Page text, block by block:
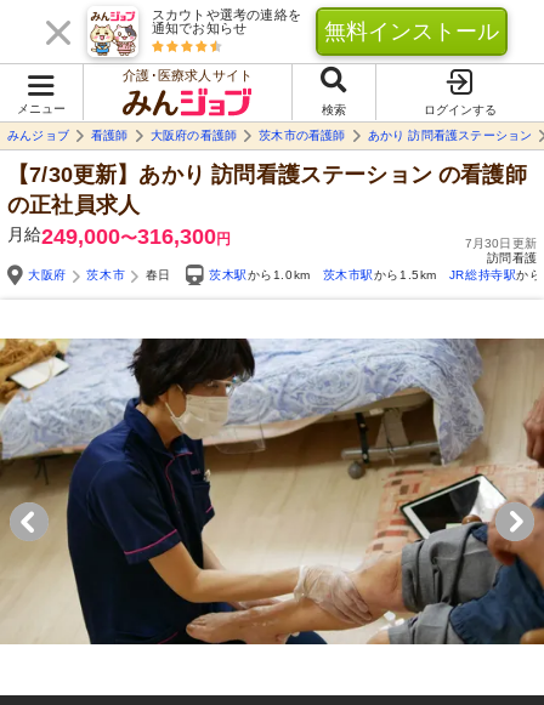
スカウトや選考の連絡を
通知でお知らせ
無料インストール
メニュー
介護･医療求人サイト
検索
ログインする
みんジョブ
看護師 大阪府の看護師 茨木市の看護師 あかり 訪問看護ステーション
【7/30更新】あかり 訪問看護ステーションの看護師
の正社員求人
月給249,000〜316,300円
7月30日更新
訪問看護
大阪府
茨木市 春日 茨木駅から1.0km 茨木市駅から1.5km JR総持寺駅か